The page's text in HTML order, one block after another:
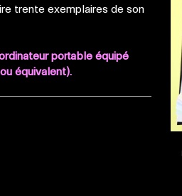
trente exemplaires de son
portable équipé
équivalent).